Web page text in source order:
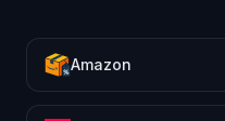
Amazon